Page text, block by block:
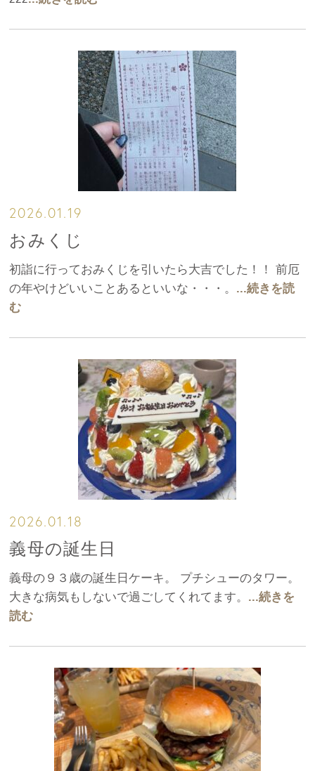
2026.01.19
おみくじ
初詣に行っておみくじを引いたら大吉でした！！ 前厄
の年やけどいいことあるといいな・・・。 ...続きを読
む
2026.01.18
義母の誕生日
義母の９３歳の誕生日ケーキ。 プチシューのタワー。
大きな病気もしないで過ごしてくれてます。 ...続きを
読む